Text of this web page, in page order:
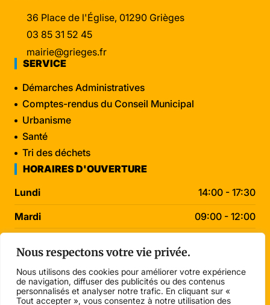
Nous respectons votre vie privée.
Nous utilisons des cookies pour améliorer votre expérience
de navigation, diffuser des publicités ou des contenus
personnalisés et analyser notre trafic. En cliquant sur «
Tout accepter », vous consentez à notre utilisation des
36 Place de l'Église, 01290 Grièges
03 85 31 52 45
mairie@grieges.fr
SERVICE
Démarches Administratives
Comptes-rendus du Conseil Municipal
Urbanisme
Santé
Tri des déchets
HORAIRES D'OUVERTURE
Lundi
14:00 - 17:30
Mardi
09:00 - 12:00
Vendredi
14:00 - 17:30